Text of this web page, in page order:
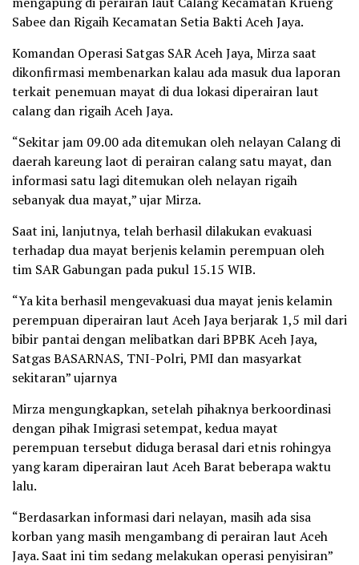
Sabee dan Rigaih Kecamatan Setia Bakti Aceh Jaya.
Komandan Operasi Satgas SAR Aceh Jaya, Mirza saat
dikonfirmasi membenarkan kalau ada masuk dua laporan
terkait penemuan mayat di dua lokasi diperairan laut
calang dan rigaih Aceh Jaya.
“Sekitar jam 09.00 ada ditemukan oleh nelayan Calang di
daerah kareung laot di perairan calang satu mayat, dan
informasi satu lagi ditemukan oleh nelayan rigaih
sebanyak dua mayat,” ujar Mirza.
Saat ini, lanjutnya, telah berhasil dilakukan evakuasi
terhadap dua mayat berjenis kelamin perempuan oleh
tim SAR Gabungan pada pukul 15.15 WIB.
“Ya kita berhasil mengevakuasi dua mayat jenis kelamin
perempuan diperairan laut Aceh Jaya berjarak 1,5 mil dari
bibir pantai dengan melibatkan dari BPBK Aceh Jaya,
Satgas BASARNAS, TNI-Polri, PMI dan masyarkat
sekitaran” ujarnya
Mirza mengungkapkan, setelah pihaknya berkoordinasi
dengan pihak Imigrasi setempat, kedua mayat
perempuan tersebut diduga berasal dari etnis rohingya
yang karam diperairan laut Aceh Barat beberapa waktu
lalu.
“Berdasarkan informasi dari nelayan, masih ada sisa
korban yang masih mengambang di perairan laut Aceh
Jaya. Saat ini tim sedang melakukan operasi penyisiran”